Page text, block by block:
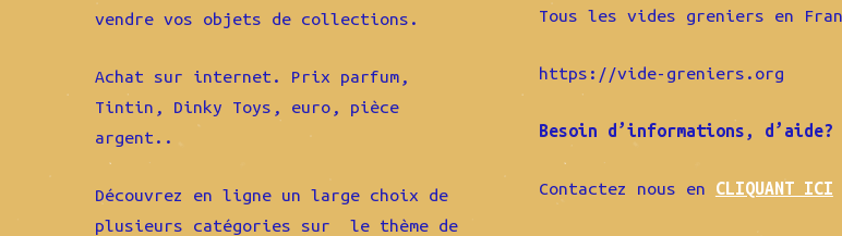
vendre vos objets de collections.
Achat sur internet. Prix parfum,
Tintin, Dinky Toys, euro, pièce
argent..
Découvrez en ligne un large choix de
plusieurs catégories sur le thème de
Tous les vides greniers en
https://vide-greniers.org
Besoin d’informations, d’aide?
Contactez nous en CLIQUANT ICI